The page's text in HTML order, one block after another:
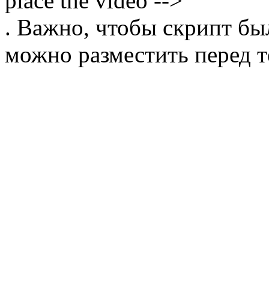
. Важно, чтобы скрипт
можно разместить перед